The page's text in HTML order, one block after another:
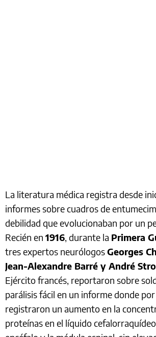
La literatura médica registra desde
informes sobre cuadros de
debilidad que evolucionaban por un
Recién en 1916, durante la Primera
tres expertos neurólogosGeorges
Jean-Alexandre Barré y André
Ejército francés, reportaron sobre
parálisis fácil en un informe donde
registraron un aumento en la
proteínas en el líquido